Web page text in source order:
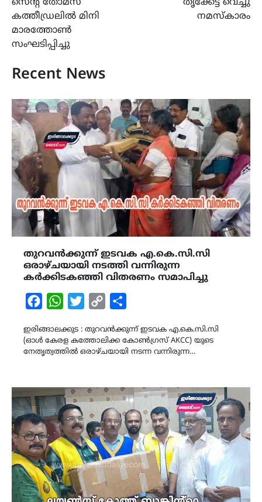
navigation
കത്തീഡ്രലില്‍ മിനി
മാരത്തോണ്‍
സംഘടിപ്പിച്ചു
നമസ്കാരം
Recent News
തുറവൻക്കുന്ന് ഇടവക എ.കെ.സി.സി
ഒരാഴ്ചയായി നടത്തി വന്നിരുന്ന
കർക്കിടകഞ്ഞി വിതരണം സമാപിച്ചു
FacebookWhatsAppTwitterCopy
ഇരിങ്ങാലക്കുട : തുറവൻക്കുന്ന് ഇടവക എ.കെ.സി.സി
(ഓൾ കേരള കത്തോലിക്ക കോൺഗ്രസ് AKCC) യുടെ
നേതൃത്വത്തിൽ ഒരാഴ്ചയായി നടന്ന വന്നിരുന്ന…